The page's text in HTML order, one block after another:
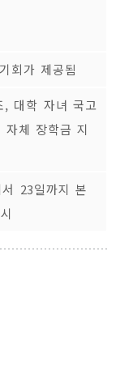
회가 제공됨
, 대학 자녀 국고
체 장학금 지
23일까지 본